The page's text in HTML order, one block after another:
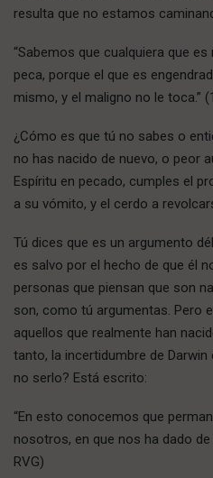
resulta que no estamos
“Sabemos que cualquiera que
peca, porque el que es
mismo, y el maligno no le toca.”
¿Cómo es que tú no sabes o
no has nacido de nuevo, o peor
Espíritu en pecado, cumples el
a su vómito, y el cerdo a
Tú dices que es un argumento
es salvo por el hecho de que él
personas que piensan que son
son, como tú argumentas. Pero
aquellos que realmente han
tanto, la incertidumbre de
no serlo? Está escrito:
“En esto conocemos que
nosotros, en que nos ha dado de
RVG)